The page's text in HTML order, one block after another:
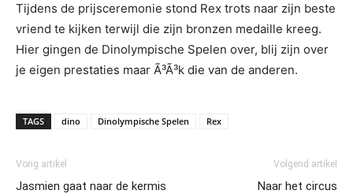
Tijdens de prijsceremonie stond Rex trots naar zijn beste
vriend te kijken terwijl die zijn bronzen medaille kreeg.
Hier gingen de Dinolympische Spelen over, blij zijn over
je eigen prestaties maar Ã³Ã³k die van de anderen.
TAGS dino Dinolympische Spelen Rex
Vorig artikel
Jasmien gaat naar de kermis
Volgend artikel
Naar het circus